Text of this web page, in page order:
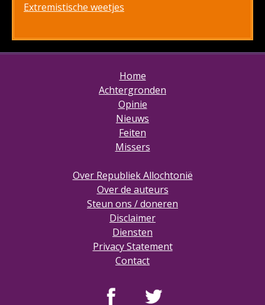
Extremistische weetjes
Home
Achtergronden
Opinie
Nieuws
Feiten
Missers
Over Republiek Allochtonië
Over de auteurs
Steun ons / doneren
Disclaimer
Diensten
Privacy Statement
Contact